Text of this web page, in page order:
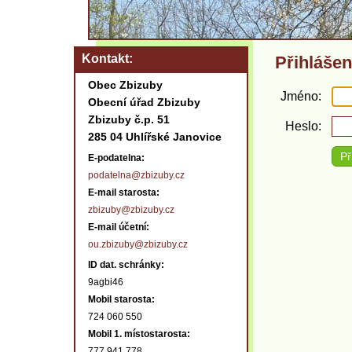
Jméno
Heslo
Kontakt
Obec Zbizuby
Obecní úřad Zbizuby
Zbizuby č.p. 51
285 04 Uhlířské Janovice
E-podatelna:
podatelna@zbizuby.cz
E-mail starosta:
zbizuby@zbizuby.cz
E-mail účetní:
ou.zbizuby@zbizuby.cz
ID dat. schránky:
9agbi46
Mobil starosta:
724 060 550
Mobil 1. místostarosta: